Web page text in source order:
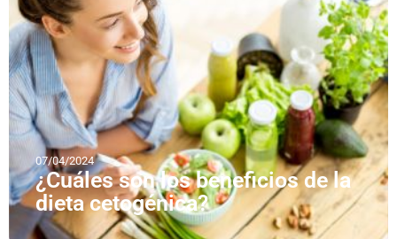
07/04/2024
¿Cuáles son los beneficios de la
dieta cetogénica?